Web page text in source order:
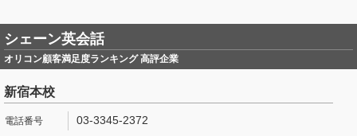
シェーン英会話
オリコン顧客満足度ランキング 高評企業
新宿本校
03-3345-2372